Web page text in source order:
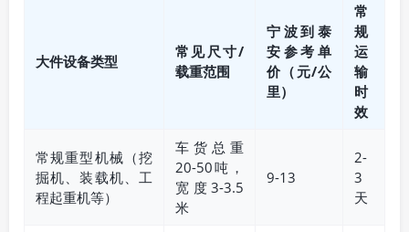
大件设备类型
常见尺寸/
载重范围
宁波到泰
安参考单
价（元/公
里）
常
规
运
输
时
效
常规重型机械（挖
掘机、装载机、工
程起重机等）
车货总重
20-50吨，
宽度3-3.5
米
9-13
2-
3
天